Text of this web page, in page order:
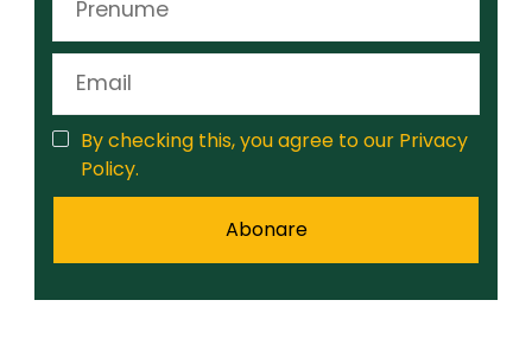
By checking this, you agree to our Privacy
Policy.